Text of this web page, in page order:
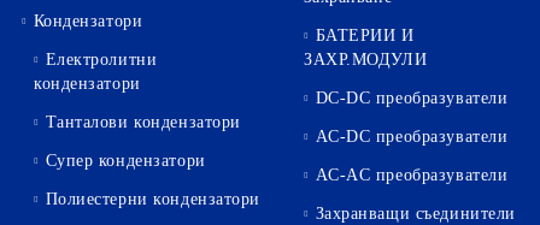
Кондензатори
Електролитни
кондензатори
Танталови кондензатори
Супер кондензатори
Полиестерни кондензатори
БАТЕРИИ И
ЗАХР.МОДУЛИ
DC-DC преобразуватели
AC-DC преобразуватели
AC-AC преобразуватели
Захранващи съединители